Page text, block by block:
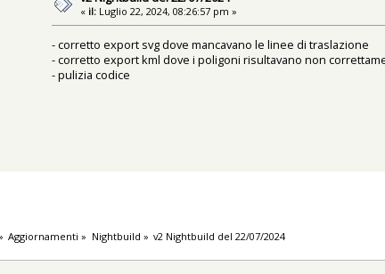
« il: Luglio 22, 2024, 08:26:57 pm »
- corretto export svg dove mancavano le linee di traslazione
- corretto export kml dove i poligoni risultavano non
- pulizia codice
Aggiornamenti » Nightbuild » v2 Nightbuild del 22/07/2024